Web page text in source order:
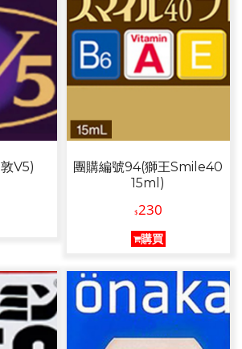
V5)
團購編號94(獅王Smile40
15ml)
$230
購買